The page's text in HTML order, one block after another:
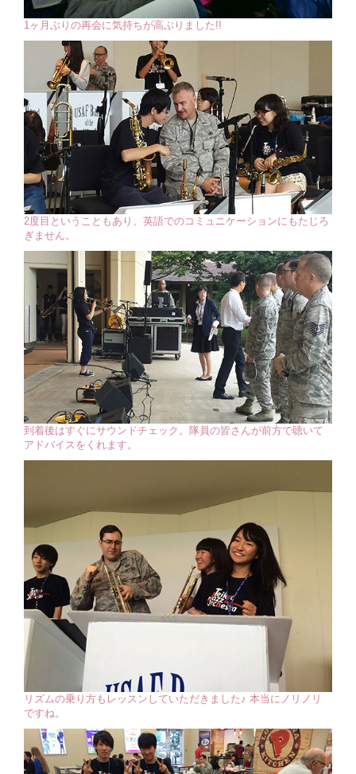
1ヶ月ぶりの再会に気持ちが高ぶりました!!
2度目ということもあり、英語でのコミュニケーションにもたじろ
ぎません。
到着後はすぐにサウンドチェック。隊員の皆さんが前方で聴いて
アドバイスをくれます。
リズムの乗り方もレッスンしていただきました♪ 本当にノリノリ
ですね。